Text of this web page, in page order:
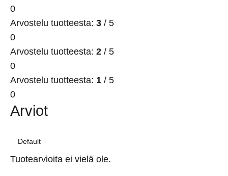
0
Arvostelu tuotteesta: 3 / 5
0
Arvostelu tuotteesta: 2 / 5
0
Arvostelu tuotteesta: 1 / 5
0
Arviot
Tuotearvioita ei vielä ole.